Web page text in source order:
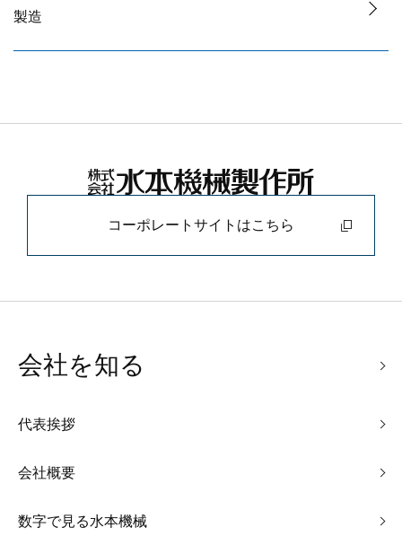
製造
コーポレートサイトはこちら
会社を知る
代表挨拶
会社概要
数字で見る水本機械